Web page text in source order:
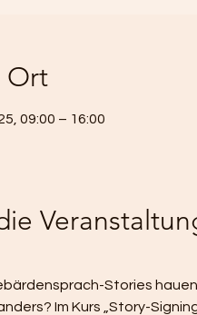
Ort
09:00 – 16:00
Stories
Im Kurs „Story-